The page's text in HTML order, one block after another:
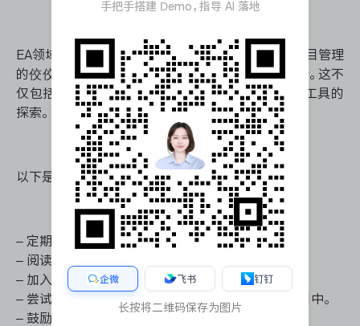
EA领域的技术和最佳实践在不断演进，要成为EA项目管理
的佼佼者，你必须保持持续学习的态度，并勇于创新。这不
仅包括技术知识的更新，还包括对新的管理理念和工具的
探索。
以下是一些保持学习和创新的建议：
– 定期参加EA和项目管理相关的培训和研讨会。
– 阅读行业报告和案例研究，了解最新趋势。
– 加入专业社区和论坛，与同行交流经验。
– 尝试将新技术（如人工智能、区块链）应用到EA项目中。
– 鼓励团队成员提出创新想法，营造创新文化。
手把手搭建 Demo，指导 AI 落地
企微 飞书 钉钉
长按将二维码保存为图片